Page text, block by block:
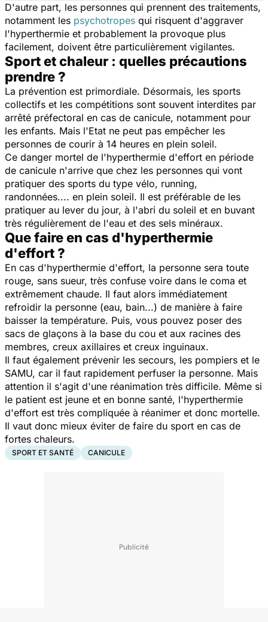
D'autre part, les personnes qui prennent des traitements,
notamment les psychotropes qui risquent d'aggraver
l'hyperthermie et probablement la provoque plus
facilement, doivent être particulièrement vigilantes.
Sport et chaleur : quelles précautions
prendre ?
La prévention est primordiale. Désormais, les sports
collectifs et les compétitions sont souvent interdites par
arrêté préfectoral en cas de canicule, notamment pour
les enfants. Mais l'Etat ne peut pas empêcher les
personnes de courir à 14 heures en plein soleil.
Ce danger mortel de l'hyperthermie d'effort en période
de canicule n'arrive que chez les personnes qui vont
pratiquer des sports du type vélo, running,
randonnées.... en plein soleil. Il est préférable de les
pratiquer au lever du jour, à l'abri du soleil et en buvant
très régulièrement de l'eau et des sels minéraux.
Que faire en cas d'hyperthermie
d'effort ?
En cas d'hyperthermie d'effort, la personne sera toute
rouge, sans sueur, très confuse voire dans le coma et
extrêmement chaude. Il faut alors immédiatement
refroidir la personne (eau, bain...) de manière à faire
baisser la température. Puis, vous pouvez poser des
sacs de glaçons à la base du cou et aux racines des
membres, creux axillaires et creux inguinaux.
Il faut également prévenir les secours, les pompiers et le
SAMU, car il faut rapidement perfuser la personne. Mais
attention il s'agit d'une réanimation très difficile. Même si
le patient est jeune et en bonne santé, l'hyperthermie
d'effort est très compliquée à réanimer et donc mortelle.
Il vaut donc mieux éviter de faire du sport en cas de
fortes chaleurs.
SPORT ET SANTÉ CANICULE